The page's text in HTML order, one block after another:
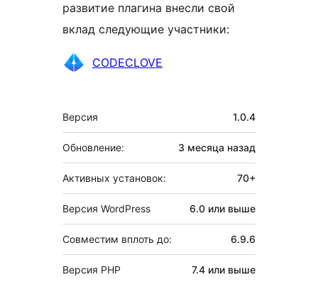
развитие плагина внесли свой
вклад следующие участники:
УчастникиCODECLOVE
Мета
Версия 1.0.4
Обновление: 3 месяца назад
Активных установок: 70+
Версия WordPress 6.0 или выше
Совместим вплоть до: 6.9.6
Версия PHP 7.4 или выше